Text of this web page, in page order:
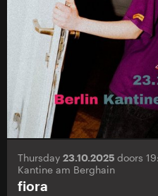
Thursday 23.10.2025 doors
Kantine am Berghain
fiora